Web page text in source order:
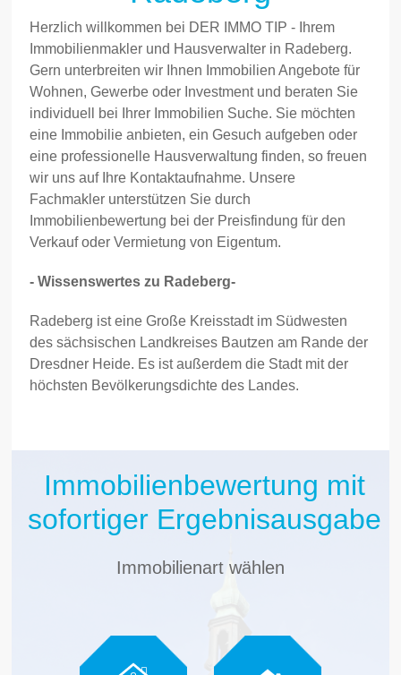
Herzlich willkommen bei DER IMMO TIP - Ihrem
Immobilienmakler und Hausverwalter in Radeberg.
Gern unterbreiten wir Ihnen Immobilien Angebote für
Wohnen, Gewerbe oder Investment und beraten Sie
individuell bei Ihrer Immobilien Suche. Sie möchten
eine Immobilie anbieten, ein Gesuch aufgeben oder
eine professionelle Hausverwaltung finden, so freuen
wir uns auf Ihre Kontaktaufnahme. Unsere
Fachmakler unterstützen Sie durch
Immobilienbewertung bei der Preisfindung für den
Verkauf oder Vermietung von Eigentum.
- Wissenswertes zu Radeberg-
Radeberg ist eine Große Kreisstadt im Südwesten
des sächsischen Landkreises Bautzen am Rande der
Dresdner Heide. Es ist außerdem die Stadt mit der
höchsten Bevölkerungsdichte des Landes.
Immobilienbewertung mit
sofortiger Ergebnisausgabe
Immobilienart wählen